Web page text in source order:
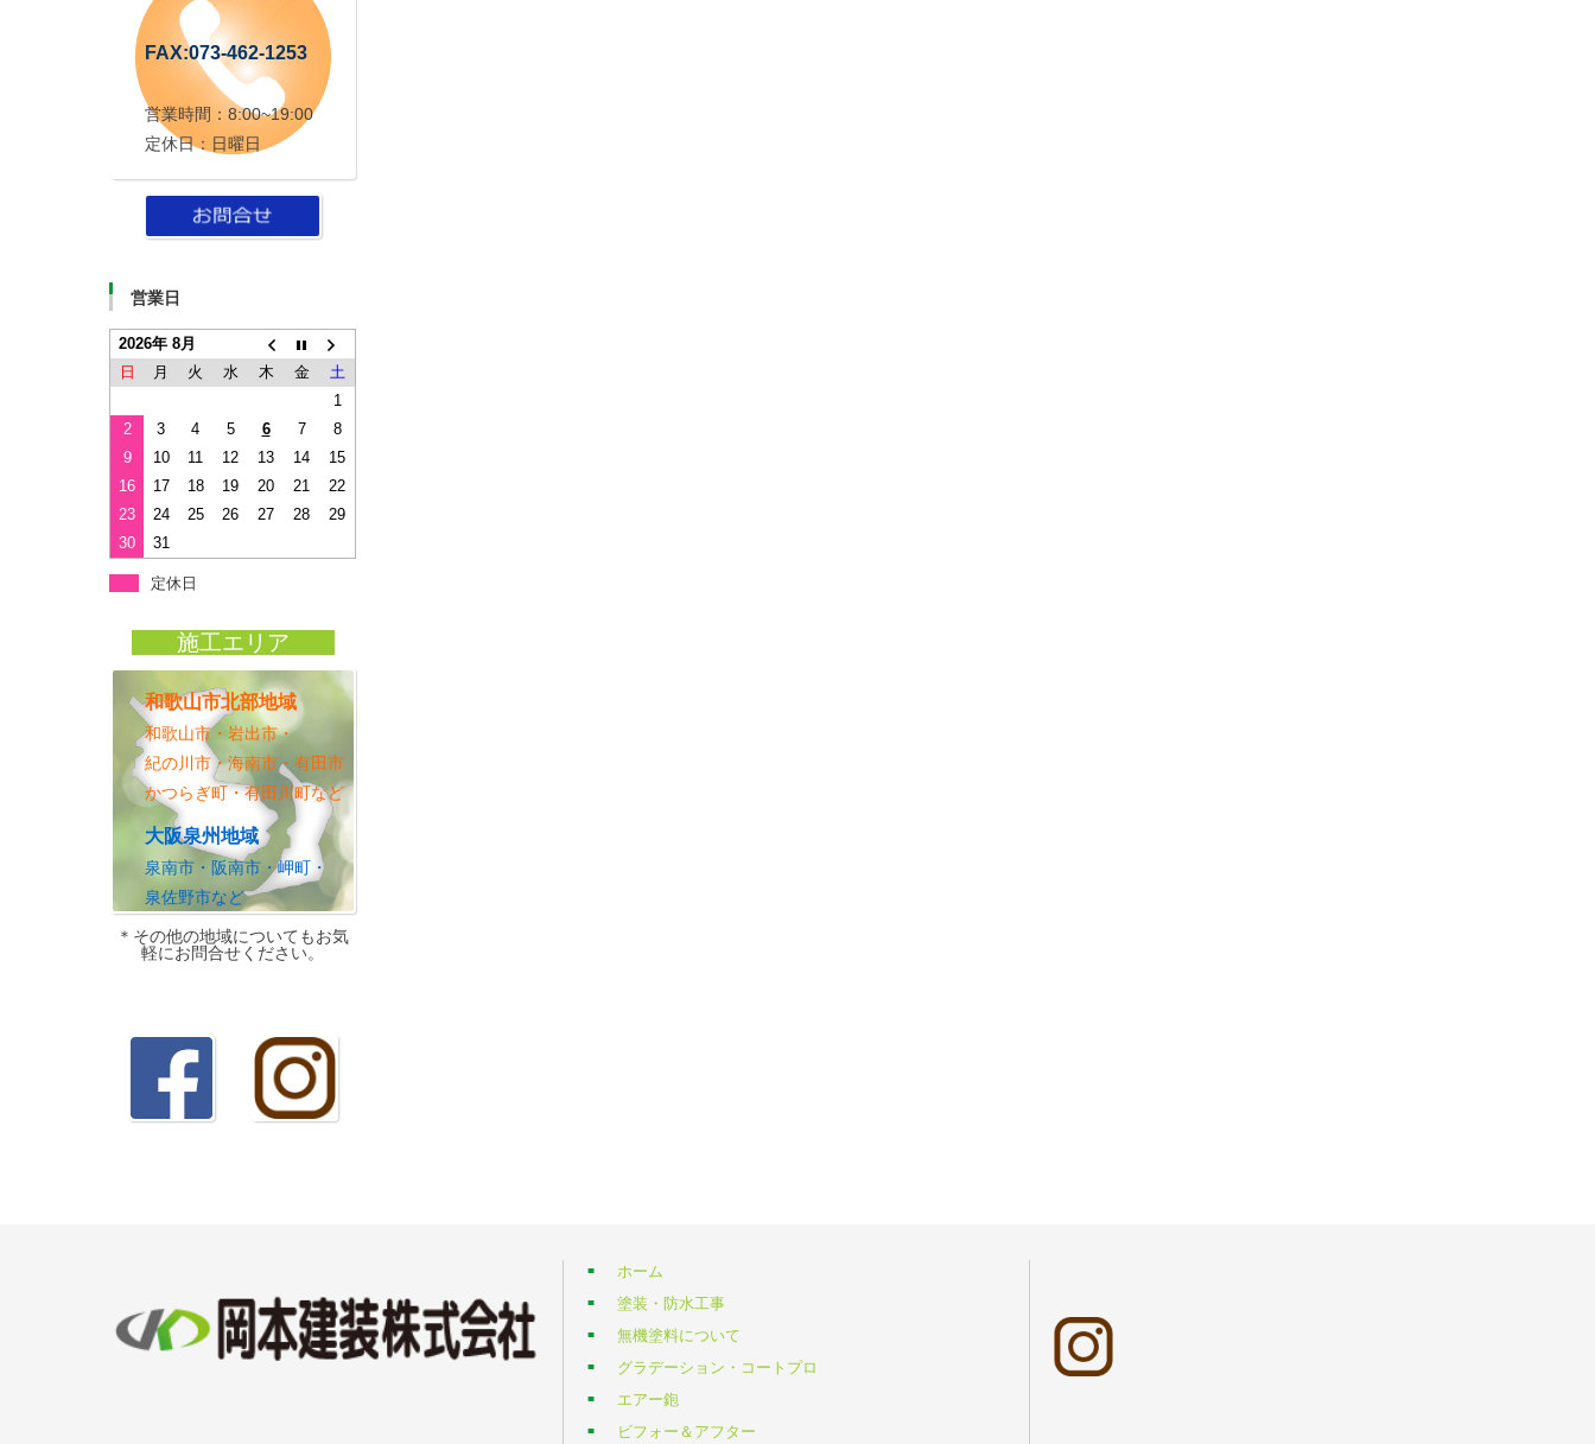
FAX:073-462-1253
営業時間：8:00~19:00
定休日：日曜日
営業日
2026年 8月
日
月 火 水 木 金
土
1
2
3 4 5 6 7
8
9
10 11 12 13 14
15
16
17 18 19 20 21
22
23
24 25 26 27 28
29
30
31
定休日
施工エリア
和歌山市北部地域
和歌山市・岩出市・
紀の川市・海南市・有田市
かつらぎ町・有田川町など
大阪泉州地域
泉南市・阪南市・岬町・
泉佐野市など
＊その他の地域についてもお気
軽にお問合せください。
ホーム
塗装・防水工事
無機塗料について
グラデーション・コートプロ
エアー鉋
ビフォー＆アフター